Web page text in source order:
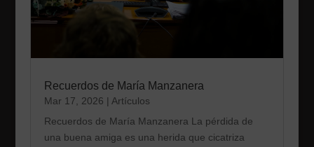
Recuerdos de María Manzanera
Mar 17, 2026 | Artículos
Recuerdos de María Manzanera La pérdida de
una buena amiga es una herida que cicatriza